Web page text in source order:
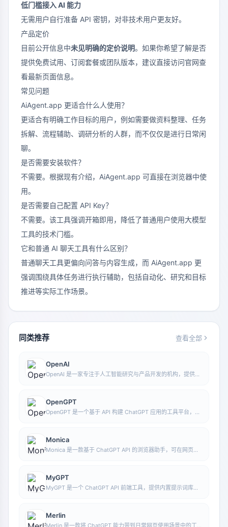
低门槛接入 AI 能力
无需用户自行准备 API 密钥，对非技术用户更友好。
产品定价
目前公开信息中未见明确的定价说明。如果你希望了解是否
提供免费试用、订阅套餐或团队版本，建议直接访问官网查
看最新页面信息。
常见问题
AiAgent.app 更适合什么人使用？
更适合有明确工作目标的用户，例如需要做资料整理、任务
拆解、流程辅助、调研分析的人群，而不仅仅是进行日常闲
聊。
是否需要安装软件？
不需要。根据现有介绍，AiAgent.app 可直接在浏览器中使
用。
是否需要自己配置 API Key？
不需要。该工具强调开箱即用，降低了普通用户使用大模型
工具的技术门槛。
它和普通 AI 聊天工具有什么区别？
普通聊天工具更偏向问答与内容生成，而 AiAgent.app 更
强调围绕具体任务进行执行辅助，包括自动化、研究和目标
推进等实际工作场景。
同类推荐 查看全部
OpenAI
OpenAI 是一家专注于人工智能研究与产品开发的机构，提供包
OpenGPT
OpenGPT 是一个基于 API 构建 ChatGPT 应用的工具平台，支
Monica
Monica 是一款基于 ChatGPT API 的浏览器助手，可在网页环
MyGPT
MyGPT 是一个 ChatGPT API 前端工具，提供内置提示词库和
Merlin
Merlin 是一款将 ChatGPT 能力带到日常网页使用场景中的工